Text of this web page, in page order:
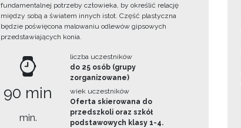
fundamentalnej potrzeby człowieka, by określić relację
między sobą a światem innych istot. Część plastyczna
będzie poświęcona malowaniu odlewów gipsowych
przedstawiających konia.
90 min
min.
liczba uczestników
do 25 osób (grupy
zorganizowane)
wiek uczestników
Oferta skierowana do
przedszkoli oraz szkół
podstawowych klasy 1-4.